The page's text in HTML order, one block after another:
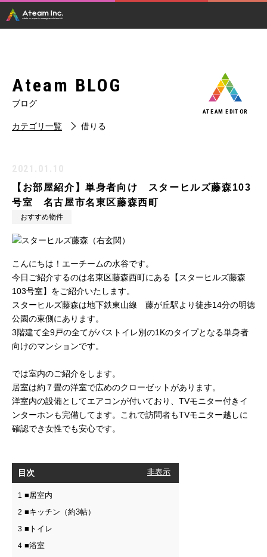
Ateam BLOG
ブログ
カテゴリ一覧 借りる
【お部屋紹介】単身者向け スターヒルズ藤森103
号室 名古屋市名東区藤森西町
ATEAM EDITOR
おすすめ物件
こんにちは！エーチームの水谷です。
今日ご紹介するのは名東区藤森西町にある【スターヒルズ藤森
103号室】をご紹介いたします。
スターヒルズ藤森は地下鉄東山線 藤が丘駅より徒歩14分の明徳
公園の東側にあります。
3階建て全9戸の全てがバストイレ別の1Kのタイプとなる単身者
向けのマンションです。
では室内のご紹介をします。
居室は約７畳の洋室で広めのクローゼットがあります。
洋室内の設備としてエアコンが付いており、TVモニター付きイ
ンターホンも完備してます。これで訪問者もTVモニター越しに
確認でき女性でも安心です。
目次 非表示
1 ■居室内
2 ■キッチン（約3帖）
3 ■トイレ
4 ■浴室